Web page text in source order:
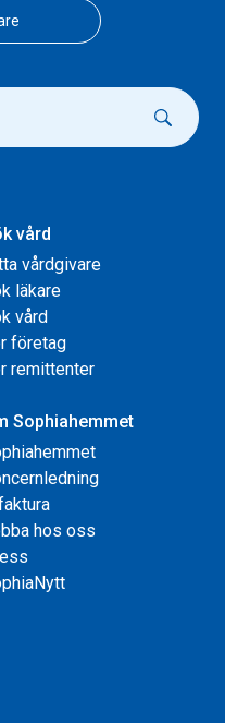
vård
vårdgivare
läkare
vård
företag
remittenter
Sophiahemmet
hos oss